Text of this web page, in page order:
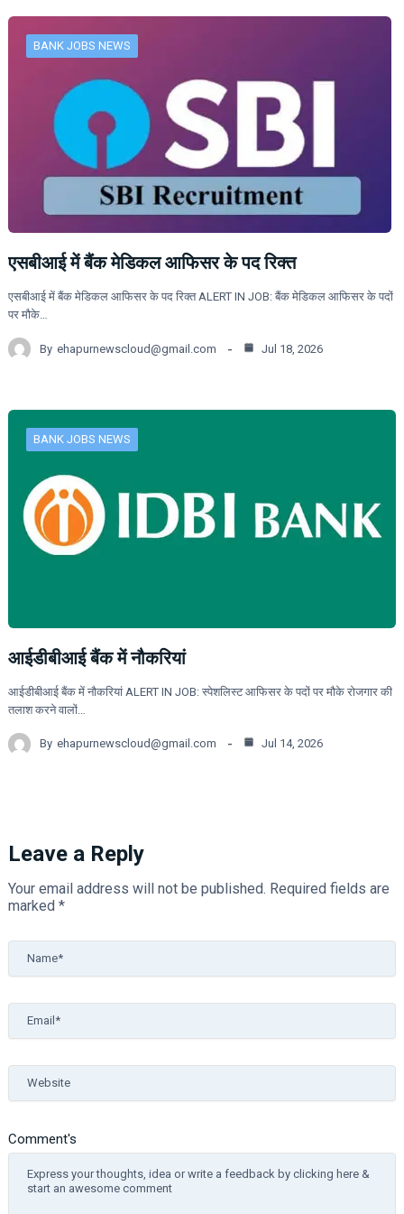
BANK JOBS NEWS
एसबीआई में बैंक मेडिकल आफिसर के पद रिक्त
एसबीआई में बैंक मेडिकल आफिसर के पद रिक्त ALERT IN JOB: बैंक मेडिकल आफिसर के पदों
पर मौके…
By ehapurnewscloud@gmail.com Jul 18, 2026
BANK JOBS NEWS
आईडीबीआई बैंक में नौकरियां
आईडीबीआई बैंक में नौकरियां ALERT IN JOB: स्पेशलिस्ट आफिसर के पदों पर मौके रोजगार की
तलाश करने वालों…
By ehapurnewscloud@gmail.com Jul 14, 2026
Leave a Reply
Your email address will not be published. Required fields are
marked *
Comment's
Name*
Email*
Website